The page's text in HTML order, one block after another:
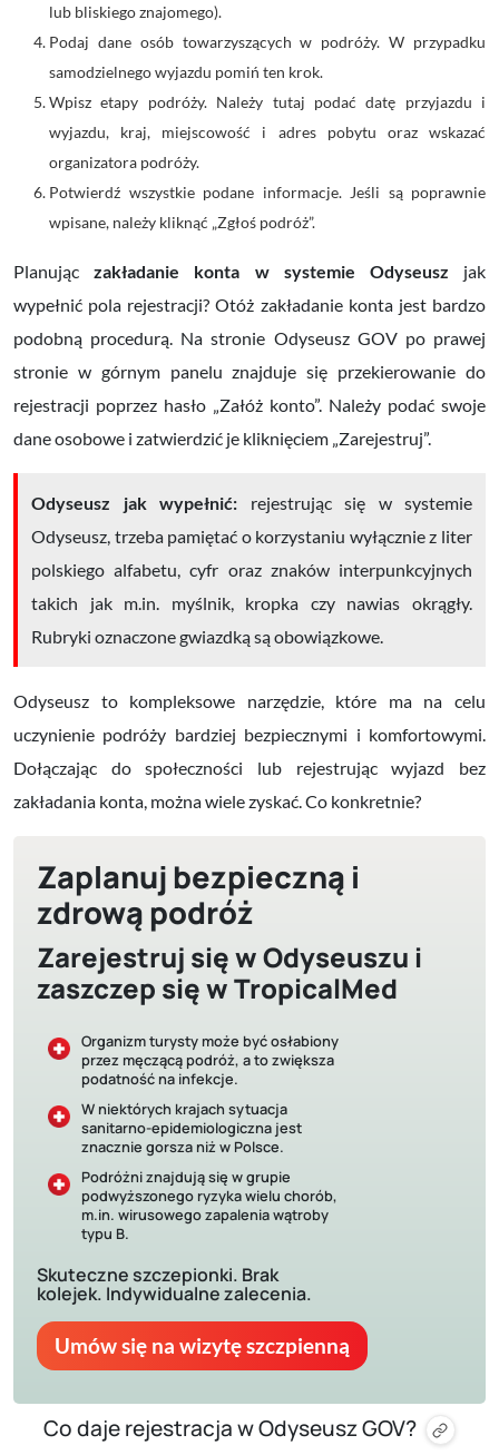
lub bliskiego znajomego).
Podaj dane osób towarzyszących w podróży. W przypadku
samodzielnego wyjazdu pomiń ten krok.
Wpisz etapy podróży. Należy tutaj podać datę przyjazdu i
wyjazdu, kraj, miejscowość i adres pobytu oraz wskazać
organizatora podróży.
Potwierdź wszystkie podane informacje. Jeśli są poprawnie
wpisane, należy kliknąć „Zgłoś podróż”.
Planujączakładanie konta w systemie Odyseusz jak
wypełnić pola rejestracji? Otóż zakładanie konta jest bardzo
podobną procedurą. Na stronie Odyseusz GOV po prawej
stronie w górnym panelu znajduje się przekierowanie do
rejestracji poprzez hasło „Załóż konto”. Należy podać swoje
dane osobowe i zatwierdzić je kliknięciem „Zarejestruj”.
Odyseusz jak wypełnić: rejestrując się w systemie
Odyseusz, trzeba pamiętać o korzystaniu wyłącznie z liter
polskiego alfabetu, cyfr oraz znaków interpunkcyjnych
takich jak m.in. myślnik, kropka czy nawias okrągły.
Rubryki oznaczone gwiazdką są obowiązkowe.
Odyseusz to kompleksowe narzędzie, które ma na celu
uczynienie podróży bardziej bezpiecznymi i komfortowymi.
Dołączając do społeczności lub rejestrując wyjazd bez
zakładania konta, można wiele zyskać. Co konkretnie?
Zaplanuj bezpieczną i
zdrową podróż
Zarejestruj się w Odyseuszu i
zaszczep się w TropicalMed
Organizm turysty może być osłabiony
przez męczącą podróż, a to zwiększa
podatność na infekcje.
W niektórych krajach sytuacja
sanitarno-epidemiologiczna jest
znacznie gorsza niż w Polsce.
Podróżni znajdują się w grupie
podwyższonego ryzyka wielu chorób,
m.in. wirusowego zapalenia wątroby
typu B.
Skuteczne szczepionki. Brak
kolejek. Indywidualne zalecenia.
Umów się na wizytę szczpienną
Co daje rejestracja w Odyseusz GOV?